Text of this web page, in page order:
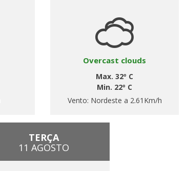
Overcast clouds
Max. 32º C
Min. 22º C
Vento: Nordeste a 2.61Km/h
TERÇA
11 AGOSTO